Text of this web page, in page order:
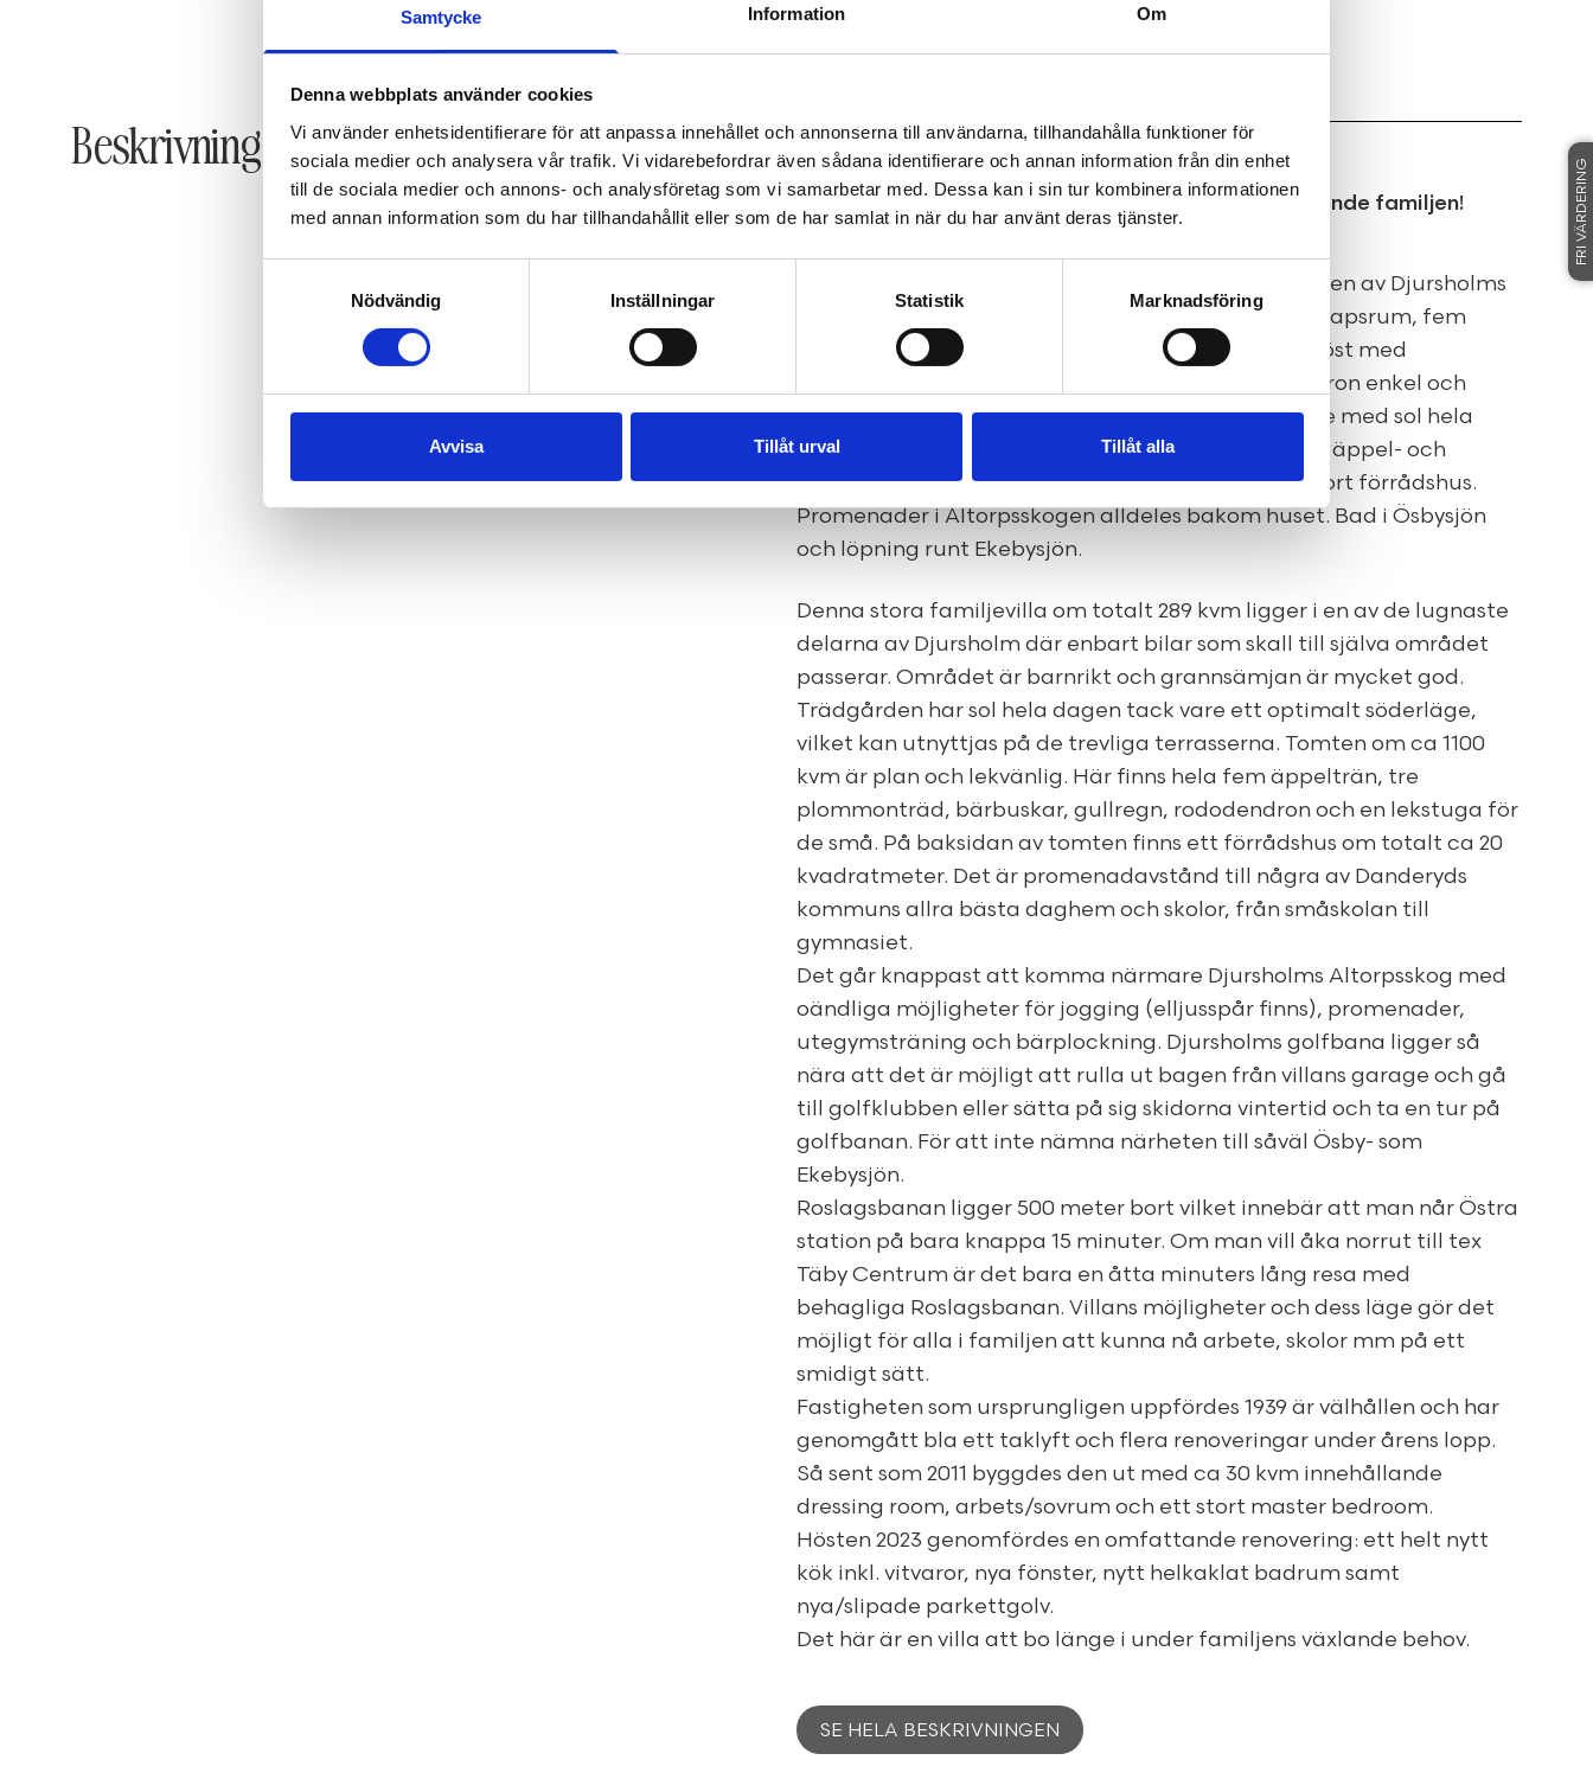
Samtycke Information Om
Denna webbplats använder cookies
Vi använder enhetsidentifierare för att anpassa innehållet och annonserna till användarna, tillhandahålla funktioner för
sociala medier och analysera vår trafik. Vi vidarebefordrar även sådana identifierare och annan information från din enhet
till de sociala medier och annons- och analysföretag som vi samarbetar med. Dessa kan i sin tur kombinera informationen
med annan information som du har tillhandahållit eller som de har samlat in när du har använt deras tjänster.
Nödvändig
Inställningar Statistik Marknadsföring
Avvisa Tillåt urval Tillåt alla
KONTAKTA FASTIGHETSMÄKLAREN FÖR VISNINGSTID.
Beskrivning
Rymlig och solig familjevilla för den stora eller växande familjen!
En familjevilla om totalt 289 kvm i den lugnaste delen av Djursholms
Ekeby. Det trivsamma huset har stora sociala sällskapsrum, fem
sovrum, tre badrum och möblerbara hallar. Generöst med
garderober och förvaring. Garage i huset gör tillvaron enkel och
bekväm. Bergvärme installerat. Ett fantastiskt läge med sol hela
dagen. Tomten är plan, lekvänlig och rymmer flera äppel- och
plommonträd, samt en lekstuga för de små och stort förrådshus.
Promenader i Altorpsskogen alldeles bakom huset. Bad i Ösbysjön
och löpning runt Ekebysjön.
Denna stora familjevilla om totalt 289 kvm ligger i en av de lugnaste
delarna av Djursholm där enbart bilar som skall till själva området
passerar. Området är barnrikt och grannsämjan är mycket god.
Trädgården har sol hela dagen tack vare ett optimalt söderläge,
vilket kan utnyttjas på de trevliga terrasserna. Tomten om ca 1100
kvm är plan och lekvänlig. Här finns hela fem äppelträn, tre
plommonträd, bärbuskar, gullregn, rododendron och en lekstuga för
de små. På baksidan av tomten finns ett förrådshus om totalt ca 20
kvadratmeter. Det är promenadavstånd till några av Danderyds
kommuns allra bästa daghem och skolor, från småskolan till
gymnasiet.
Det går knappast att komma närmare Djursholms Altorpsskog med
oändliga möjligheter för jogging (elljusspår finns), promenader,
utegymsträning och bärplockning. Djursholms golfbana ligger så
nära att det är möjligt att rulla ut bagen från villans garage och gå
till golfklubben eller sätta på sig skidorna vintertid och ta en tur på
golfbanan. För att inte nämna närheten till såväl Ösby- som
Ekebysjön.
Roslagsbanan ligger 500 meter bort vilket innebär att man når Östra
station på bara knappa 15 minuter. Om man vill åka norrut till tex
Täby Centrum är det bara en åtta minuters lång resa med
behagliga Roslagsbanan. Villans möjligheter och dess läge gör det
möjligt för alla i familjen att kunna nå arbete, skolor mm på ett
smidigt sätt.
Fastigheten som ursprungligen uppfördes 1939 är välhållen och har
genomgått bla ett taklyft och flera renoveringar under årens lopp.
Så sent som 2011 byggdes den ut med ca 30 kvm innehållande
dressing room, arbets/sovrum och ett stort master bedroom.
Hösten 2023 genomfördes en omfattande renovering: ett helt nytt
kök inkl. vitvaror, nya fönster, nytt helkaklat badrum samt
nya/slipade parkettgolv.
Det här är en villa att bo länge i under familjens växlande behov.
SE HELA BESKRIVNINGEN
FRI VÄRDERING